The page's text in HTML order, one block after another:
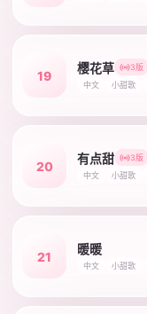
19
樱花草
3版
中文
小甜歌
20
有点甜
3版
中文
小甜歌
21
暖暖
中文 小甜歌